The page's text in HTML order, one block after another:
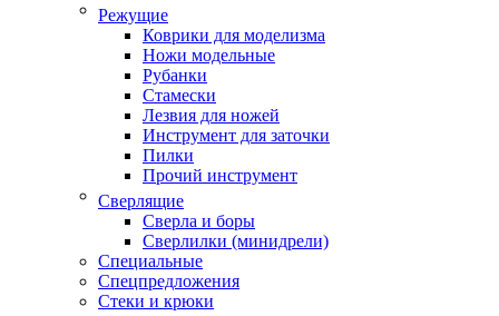
Режущие
Коврики для моделизма
Ножи модельные
Рубанки
Стамески
Лезвия для ножей
Инструмент для заточки
Пилки
Прочий инструмент
Сверлящие
Сверла и боры
Сверлилки (минидрели)
Специальные
Спецпредложения
Стеки и крюки